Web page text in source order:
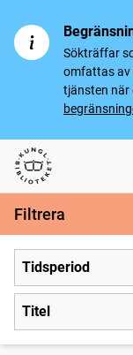
Sökträffar
omfattas av
tjänsten när
Svenska tidningar
Filtrera
Tidsperiod
Titel